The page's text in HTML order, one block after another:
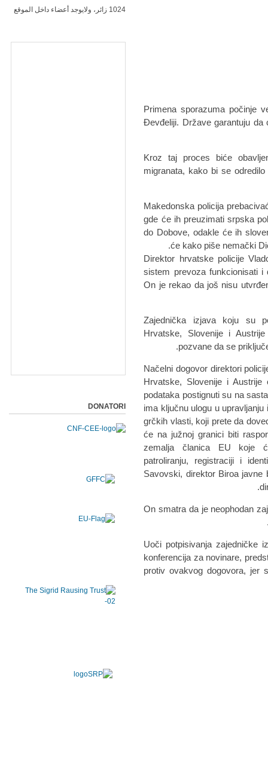
Primena sporazuma počinje
Đevđeliji. Države garantuju
Kroz taj proces biće
migranata, kako bi se
Makedonska policija
gde će ih preuzimati srpska
do Dobove, odakle će ih
će kako piše nemački
Direktor hrvatske policije
sistem prevoza funkcionisati
On je rekao da još nisu
Zajednička izjava koju su
Hrvatske, Slovenije i
pozvane da se
Načelni dogovor direktori
Hrvatske, Slovenije i Austrije
podataka postignuti su na
ima ključnu ulogu u
grčkih vlasti, koji prete da
će na južnoj granici biti
zemalja članica EU koje
patroliranju, registraciji i
Savovski, direktor Biroa javne
On smatra da je neophodan
Uoči potpisivanja zajedničke
konferencija za novinare,
protiv ovakvog dogovora, jer
1024 زائر، ولايوجد أعضاء داخل الموقع
DONATORI